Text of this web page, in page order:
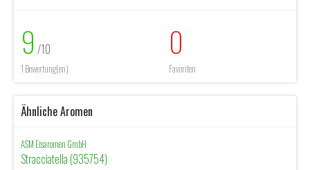
9 /10
1 Bewertung(en)
0
Favoriten
Ähnliche Aromen
ASM Eisaromen GmbH
Stracciatella (935754)